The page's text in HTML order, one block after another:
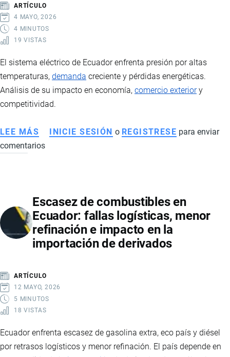
EMPLEO
Y
EL
ARTÍCULO
4 MAYO, 2026
4 MINUTOS
19 VISTAS
El sistema eléctrico de Ecuador enfrenta presión por altas
temperaturas, demanda creciente y pérdidas energéticas.
Análisis de su impacto en economía, comercio exteriory
competitividad.
LEE MÁS SOBRE
CRISIS
IMPACTO
EN
ECONOMÍA,
COMERCIO
INTERNACIONAL
INICIE SESIÓN o REGISTRESE para enviar
comentarios
Escasez de combustibles en
Ecuador: fallas logísticas, menor
refinación e impacto en la
importación de derivados
ARTÍCULO
12 MAYO, 2026
5 MINUTOS
18 VISTAS
Ecuador enfrenta escasez de gasolina extra, eco país y diésel
por retrasos logísticos y menor refinación. El país depende en